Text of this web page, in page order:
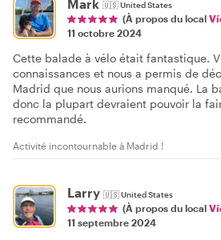
Mark 🇺🇸United States
(À propos du local
11 octobre 2024
Cette balade à vélo était fantastique.
connaissances et nous a permis de
Madrid que nous aurions manqué. La
donc la plupart devraient pouvoir la
recommandé.
Activité incontournable à Madrid !
Larry 🇺🇸United States
(À propos du local
11 septembre 2024